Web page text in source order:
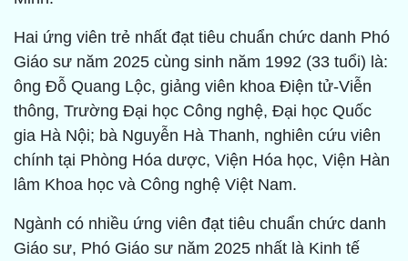
Hai ứng viên trẻ nhất đạt tiêu chuẩn chức danh Phó
Giáo sư năm 2025 cùng sinh năm 1992 (33 tuổi) là:
ông Đỗ Quang Lộc, giảng viên khoa Điện tử-Viễn
thông, Trường Đại học Công nghệ, Đại học Quốc
gia Hà Nội; bà Nguyễn Hà Thanh, nghiên cứu viên
chính tại Phòng Hóa dược, Viện Hóa học, Viện Hàn
lâm Khoa học và Công nghệ Việt Nam.
Ngành có nhiều ứng viên đạt tiêu chuẩn chức danh
Giáo sư, Phó Giáo sư năm 2025 nhất là Kinh tế